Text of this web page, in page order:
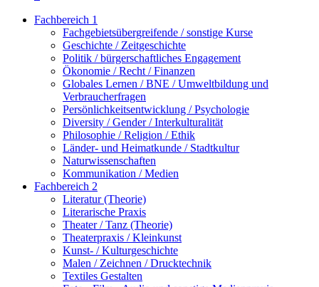
Fachbereich 1
Fachgebietsübergreifende / sonstige Kurse
Geschichte / Zeitgeschichte
Politik / bürgerschaftliches Engagement
Ökonomie / Recht / Finanzen
Globales Lernen / BNE / Umweltbildung und
Verbraucherfragen
Persönlichkeitsentwicklung / Psychologie
Diversity / Gender / Interkulturalität
Philosophie / Religion / Ethik
Länder- und Heimatkunde / Stadtkultur
Naturwissenschaften
Kommunikation / Medien
Fachbereich 2
Literatur (Theorie)
Literarische Praxis
Theater / Tanz (Theorie)
Theaterpraxis / Kleinkunst
Kunst- / Kulturgeschichte
Malen / Zeichnen / Drucktechnik
Textiles Gestalten